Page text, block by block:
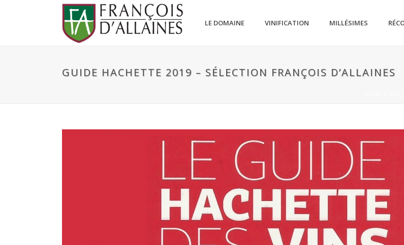
LE DOMAINE VINIFICATION MILLÉSIMES
GUIDE HACHETTE 2019 – SÉLECTION FRANÇOIS D’ALLAINES